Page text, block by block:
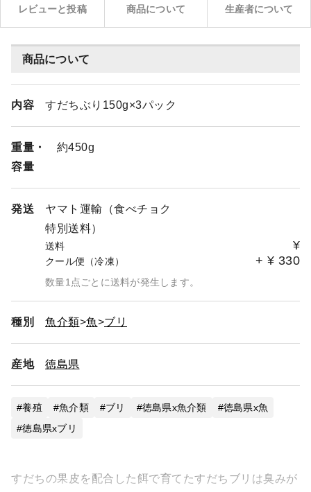
レビューと投稿 商品について 生産者について
商品について
内容 すだちぶり150g×3パック
重量・
容量
約450g
発送
ヤマト運輸（食べチョク
特別送料）
送料 ¥
クール便（冷凍） + ¥ 330
数量1点ごとに送料が発生します。
種別 魚介類 魚 ブリ
産地 徳島県
養殖 魚介類 ブリ 徳島県x魚介類
徳島県x魚
徳島県xブリ
すだちの果皮を配合した餌で育てたすだちブリは臭みが